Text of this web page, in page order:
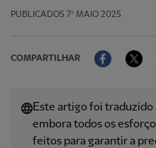
PUBLICADOS 7º MAIO 2025
COMPARTILHAR
Este artigo foi
embora todos os
feitos para garantir a